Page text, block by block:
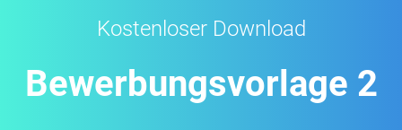
Kostenloser Download
Bewerbungsvorlage 2